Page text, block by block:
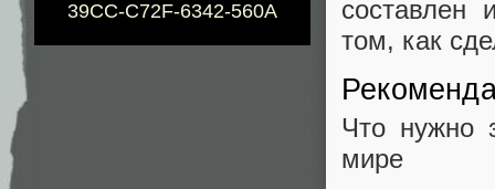
39CC-C72F-6342-560A
составлен
том, как
Что нужно
мире